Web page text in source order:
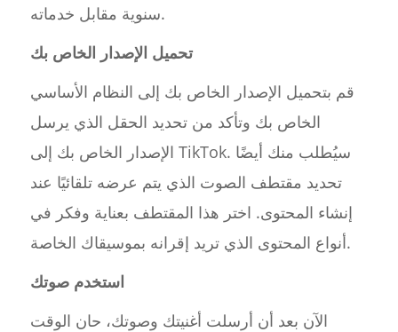
سنوية مقابل خدماته.
تحميل الإصدار الخاص بك
قم بتحميل الإصدار الخاص بك إلى النظام الأساسي
الخاص بك وتأكد من تحديد الحقل الذي يرسل
الإصدار الخاص بك إلى TikTok. سيُطلب منك أيضًا
تحديد مقتطف الصوت الذي يتم عرضه تلقائيًا عند
إنشاء المحتوى. اختر هذا المقتطف بعناية وفكر في
أنواع المحتوى الذي تريد إقرانه بموسيقاك الخاصة.
استخدم صوتك
الآن بعد أن أرسلت أغنيتك وصوتك، حان الوقت